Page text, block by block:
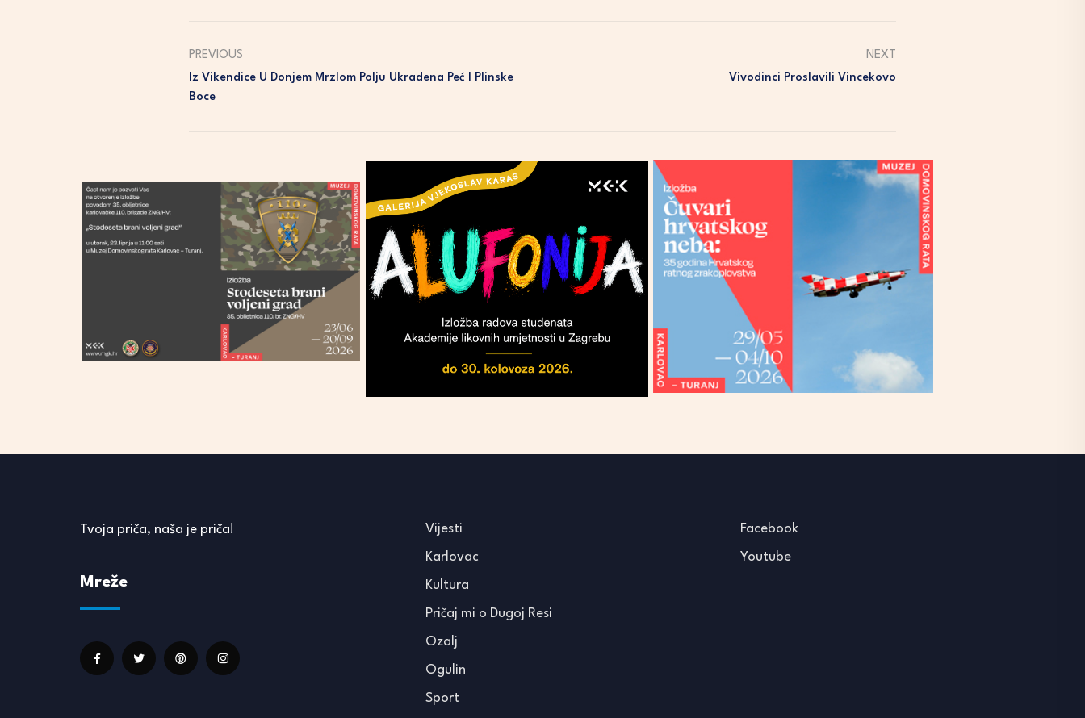
PREVIOUS
Iz Vikendice U Donjem Mrzlom Polju Ukradena Peć I Plinske
Boce
NEXT
Vivodinci Proslavili Vincekovo
Tvoja priča, naša je priča!
Mreže
Vijesti
Karlovac
Kultura
Pričaj mi o Dugoj Resi
Ozalj
Ogulin
Sport
Facebook
Youtube